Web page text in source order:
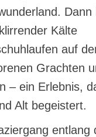
Dann
Kälte
auf
Grachten
– ein Erlebnis,
Alt begeistert.
entlang